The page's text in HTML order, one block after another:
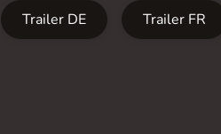
Trailer DE Trailer FR